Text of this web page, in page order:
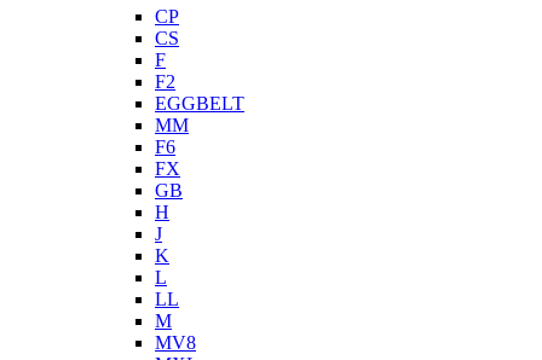
CP
CS
F
F2
EGGBELT
MM
F6
FX
GB
H
J
K
L
LL
M
MV8